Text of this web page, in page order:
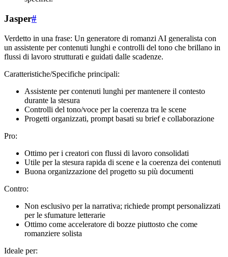
Jasper#
Verdetto in una frase: Un generatore di romanzi AI generalista con
un assistente per contenuti lunghi e controlli del tono che brillano in
flussi di lavoro strutturati e guidati dalle scadenze.
Caratteristiche/Specifiche principali:
Assistente per contenuti lunghi per mantenere il contesto
durante la stesura
Controlli del tono/voce per la coerenza tra le scene
Progetti organizzati, prompt basati su brief e collaborazione
Pro:
Ottimo per i creatori con flussi di lavoro consolidati
Utile per la stesura rapida di scene e la coerenza dei contenuti
Buona organizzazione del progetto su più documenti
Contro:
Non esclusivo per la narrativa; richiede prompt personalizzati
per le sfumature letterarie
Ottimo come acceleratore di bozze piuttosto che come
romanziere solista
Ideale per: